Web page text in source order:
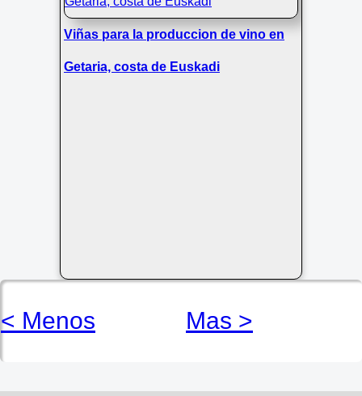
Viñas para la produccion de vino en
Getaria, costa de Euskadi
< Menos Mas >